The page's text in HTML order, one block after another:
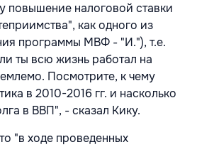
повышение налоговой ставки
как одного из
программы МВФ - "И."), т.е.
ты всю жизнь работал на
Посмотрите, к чему
в 2010-2016 гг. и насколько
в ВВП", - сказал Кику.
"в ходе проведенных